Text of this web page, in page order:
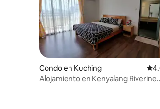
Condo en Kuching
Alojamiento en Kenyalang Riverine